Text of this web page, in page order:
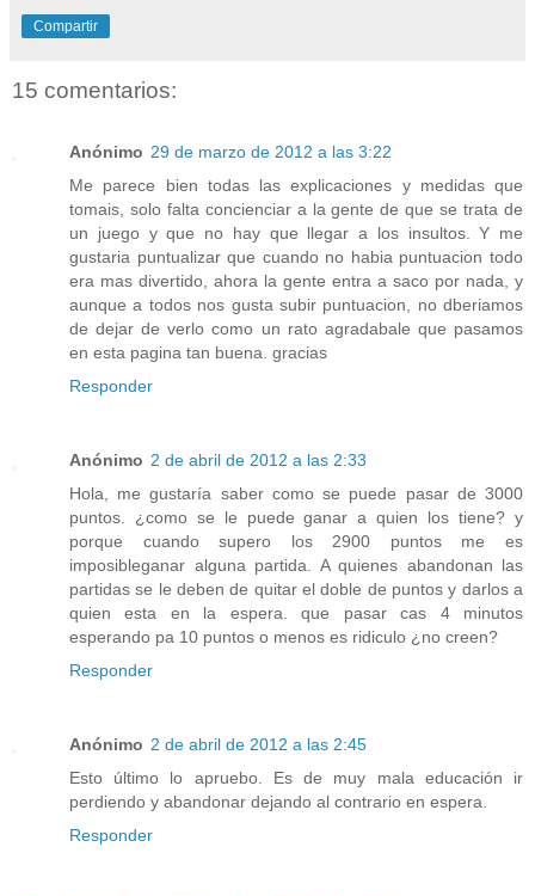
Compartir
15 comentarios:
Anónimo 29 de marzo de 2012 a las 3:22
Me parece bien todas las explicaciones y medidas que
tomais, solo falta concienciar a la gente de que se trata de
un juego y que no hay que llegar a los insultos. Y me
gustaria puntualizar que cuando no habia puntuacion todo
era mas divertido, ahora la gente entra a saco por nada, y
aunque a todos nos gusta subir puntuacion, no dberiamos
de dejar de verlo como un rato agradabale que pasamos
en esta pagina tan buena. gracias
Responder
Anónimo 2 de abril de 2012 a las 2:33
Hola, me gustaría saber como se puede pasar de 3000
puntos. ¿como se le puede ganar a quien los tiene? y
porque cuando supero los 2900 puntos me es
imposibleganar alguna partida. A quienes abandonan las
partidas se le deben de quitar el doble de puntos y darlos a
quien esta en la espera. que pasar cas 4 minutos
esperando pa 10 puntos o menos es ridiculo ¿no creen?
Responder
Anónimo 2 de abril de 2012 a las 2:45
Esto último lo apruebo. Es de muy mala educación ir
perdiendo y abandonar dejando al contrario en espera.
Responder